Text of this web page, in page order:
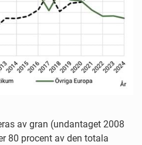
av gran (undantaget 2008
80 procent av den totala